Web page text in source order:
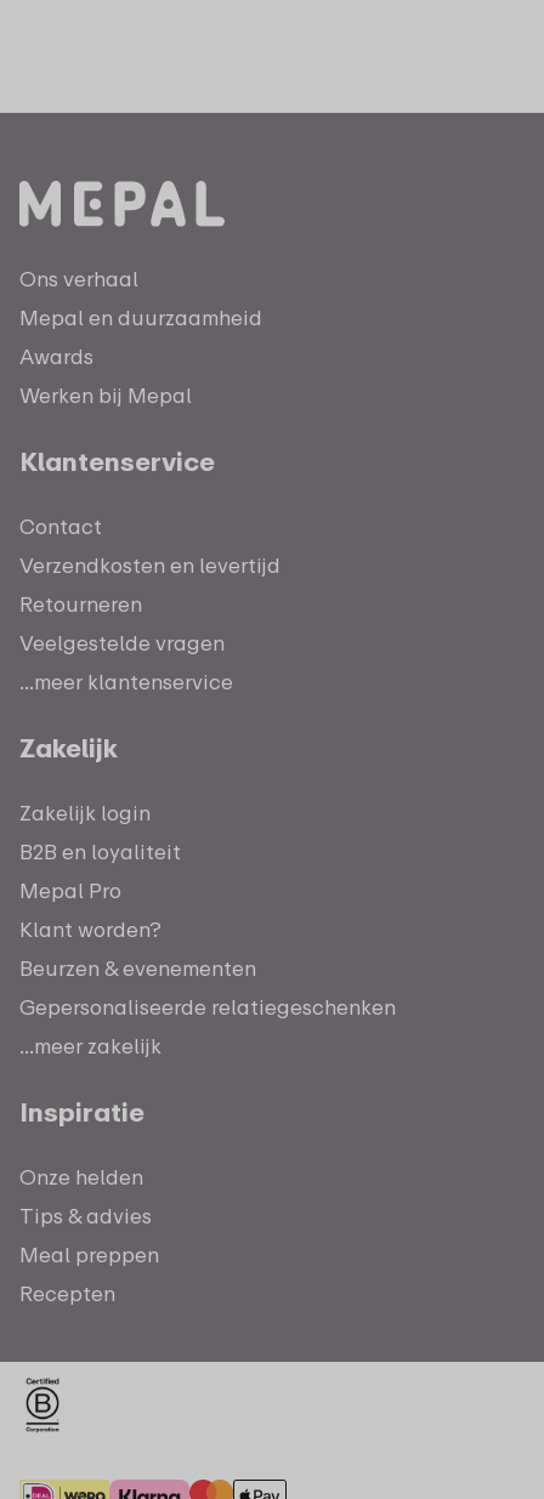
Ons verhaal
Mepal en duurzaamheid
Awards
Werken bij Mepal
Klantenservice
Contact
Verzendkosten en levertijd
Retourneren
Veelgestelde vragen
...meer klantenservice
Zakelijk
Zakelijk login
B2B en loyaliteit
Mepal Pro
Klant worden?
Beurzen & evenementen
Gepersonaliseerde relatiegeschenken
...meer zakelijk
Inspiratie
Onze helden
Tips & advies
Meal preppen
Recepten